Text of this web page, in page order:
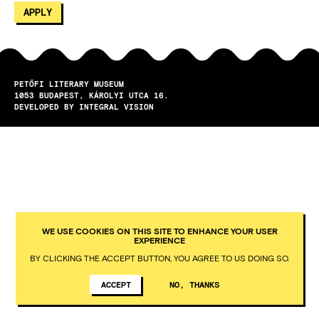
PETŐFI LITERARY MUSEUM
1053
BUDAPEST
KÁROLYI UTCA 16.
DEVELOPED BY INTEGRAL VISION
WE USE COOKIES ON THIS SITE TO ENHANCE YOUR USER
EXPERIENCE
BY CLICKING THE ACCEPT BUTTON, YOU AGREE TO US DOING SO.
ACCEPT NO, THANKS